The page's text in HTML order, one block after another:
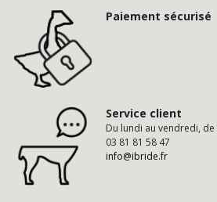
Paiement sécurisé
Service client
Du lundi au vendredi, de
03 81 81 58 47
info@ibride.fr